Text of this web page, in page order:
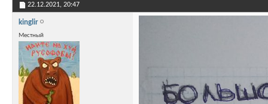
22.12.2021, 20:47
kinglir
Местный